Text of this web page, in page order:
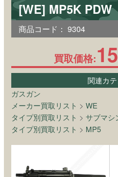
[WE] MP5K
商品コード： 9304
買取価格:
関連カテ
ガスガン
メーカー買取リスト > WE
タイプ別買取リスト > サブマシ
タイプ別買取リスト > MP5